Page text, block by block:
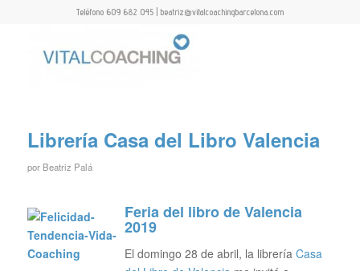
Teléfono 609 682 045 | beatriz@vitalcoachingbarcelona.com
Librería Casa del Libro Valencia
por Beatriz Palá
Feria del libro de Valencia
2019
El domingo 28 de abril, la librería Casa